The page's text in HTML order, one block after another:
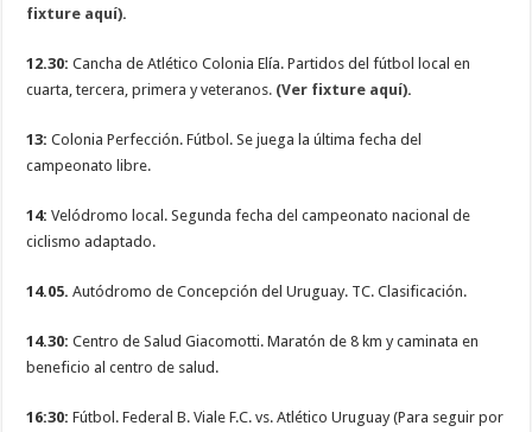
fixture aquí).
12.30:Cancha de Atlético Colonia Elía. Partidos del fútbol local en
cuarta, tercera, primera y veteranos. (Ver fixture aquí).
13:Colonia Perfección. Fútbol. Se juega la última fecha del
campeonato libre.
14: Velódromo local. Segunda fecha del campeonato nacional de
ciclismo adaptado.
14.05.Autódromo de Concepción del Uruguay. TC. Clasificación.
14.30:Centro de Salud Giacomotti. Maratón de 8 km y caminata en
beneficio al centro de salud.
16:30: Fútbol. Federal B. Viale F.C. vs. Atlético Uruguay (Para seguir por